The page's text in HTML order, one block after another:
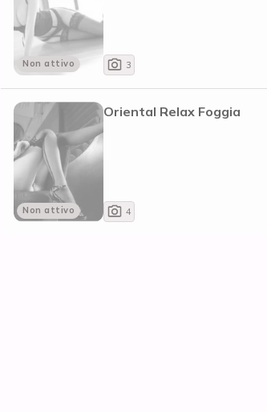
Non attivo 3
Non attivo
Oriental Relax Foggia
4